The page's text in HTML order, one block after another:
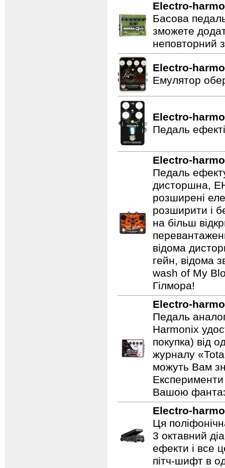
Electro-
Басова
зможете
неповторний
Electro-
Емулятор
Electro-
Педаль
Electro-
Педаль
дисторшна,
розширені
розширити і
на більш
відома
гейн, відома
wash of My
Гілмора!
Electro-
Педаль
Harmonix
покупка) від
журналу
можуть Вам
Вашою
Electro-
Ця
3 октавний
ефекти і все
пітч-шифт в